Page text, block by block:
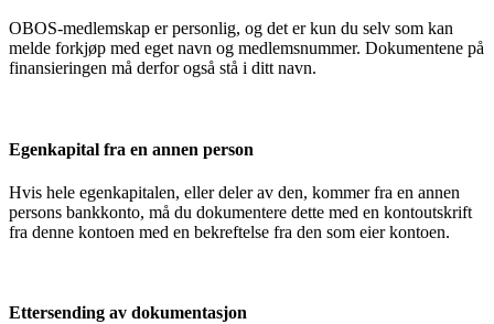
OBOS-medlemskap er personlig, og det er kun du selv som kan
melde forkjøp med eget navn og medlemsnummer. Dokumentene på
finansieringen må derfor også stå i ditt navn.
Egenkapital fra en annen person
Hvis hele egenkapitalen, eller deler av den, kommer fra en annen
persons bankkonto, må du dokumentere dette med en kontoutskrift
fra denne kontoen med en bekreftelse fra den som eier kontoen.
Ettersending av dokumentasjon